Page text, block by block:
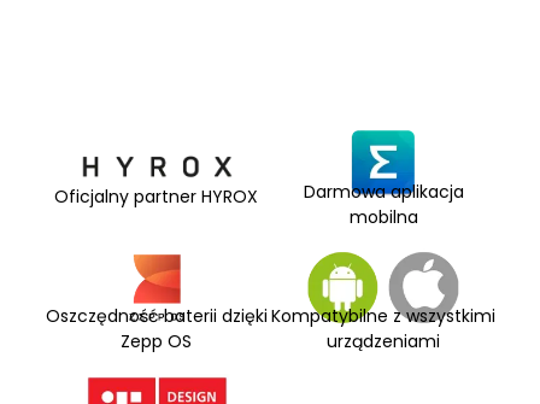
Darmowa aplikacja
mobilna
Oszczędność baterii dzięki
Zepp OS
Kompatybilne z wszystkimi
urządzeniami
Oficjalny partner HYROX